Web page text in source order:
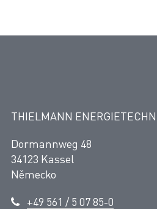
THIELMANN
Dormannweg 48
34123 Kassel
Německo
+49 561 / 5 07 85-0